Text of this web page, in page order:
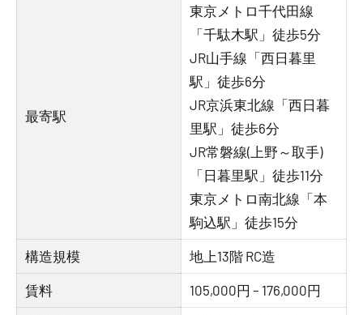
最寄駅
東京メトロ千代田線
「千駄木駅」徒歩5分
JR山手線「西日暮里
駅」徒歩6分
JR京浜東北線「西日暮
里駅」徒歩6分
JR常磐線(上野～取手)
「日暮里駅」徒歩11分
東京メトロ南北線「本
駒込駅」徒歩15分
構造規模 地上13階 RC造
賃料 105,000円 – 176,000円